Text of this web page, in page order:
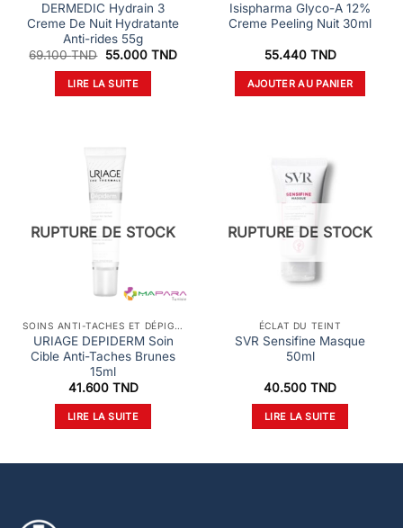
DERMEDIC Hydrain 3
Creme De Nuit Hydratante
Anti-rides 55g
69.100TND Le
initial
était :
69.100 TND.
55.000 TNDLe
55.000 TND.
LIRE LA SUITE
Isispharma Glyco-A 12%
Creme Peeling Nuit 30ml
55.440 TND
AJOUTER AU PANIER
RUPTURE DE STOCK
SOINS ANTI-TACHES ET DÉPIGMENTANTS
URIAGE DEPIDERM Soin
Cible Anti-Taches Brunes
15ml
41.600 TND
LIRE LA SUITE
RUPTURE DE STOCK
ÉCLAT DU TEINT
SVR Sensifine Masque
50ml
40.500 TND
LIRE LA SUITE